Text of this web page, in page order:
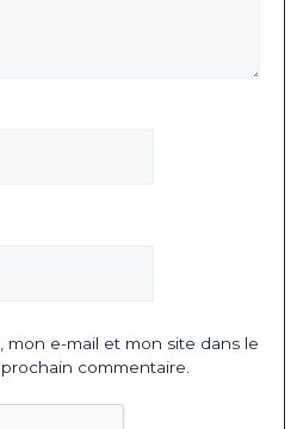
mon e-mail et mon site dans le
commentaire.